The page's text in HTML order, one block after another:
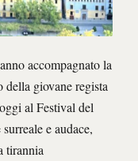
accompagnato la
giovane regista
al Festival del
e audace,
tirannia